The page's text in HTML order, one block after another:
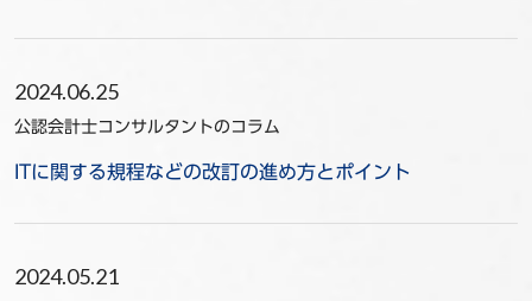
2024.06.25
公認会計士コンサルタントのコラム
ITに関する規程などの改訂の進め方とポイント
2024.05.21